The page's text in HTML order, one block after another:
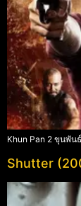
Khun Pan 2 ขุนพั
Shutter